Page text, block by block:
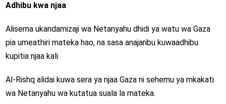
Adhibu kwa njaa
Alisema ukandamizaji wa Netanyahu dhidi ya watu wa Gaza
pia umeathiri mateka hao, na sasa anajaribu kuwaadhibu
kupitia njaa kali.
Al-Rishq alidai kuwa sera ya njaa Gaza ni sehemu ya mkakati
wa Netanyahu wa kutatua suala la mateka.